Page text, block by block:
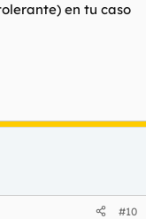
ves brillar en el
anterior.
en tu caso
#10